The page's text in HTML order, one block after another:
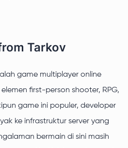
Tarkov
game multiplayer online
first-person shooter, RPG,
game ini populer, developer
ke infrastruktur server yang
bermain di sini masih